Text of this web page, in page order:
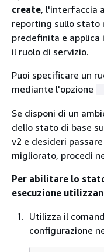
create, l'interfaccia
reporting sullo stato
predefinita e
il ruolo di servizio.
Puoi specificare un
mediante l'opzione
Se disponi di un
dello stato di base
v2 e desideri
migliorato, procedi
Per abilitare lo
esecuzione
Utilizza il
configurazione